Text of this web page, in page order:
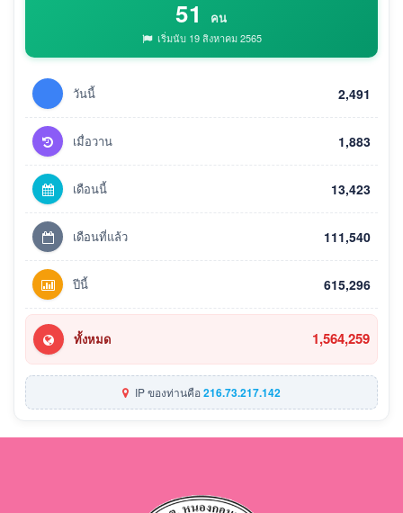
51 คน
เริ่มนับ 19 สิงหาคม 2565
วันนี้ 2,491
เมื่อวาน 1,883
เดือนนี้ 13,423
เดือนที่แล้ว 111,540
ปีนี้ 615,296
ทั้งหมด 1,564,259
IP ของท่านคือ216.73.217.142